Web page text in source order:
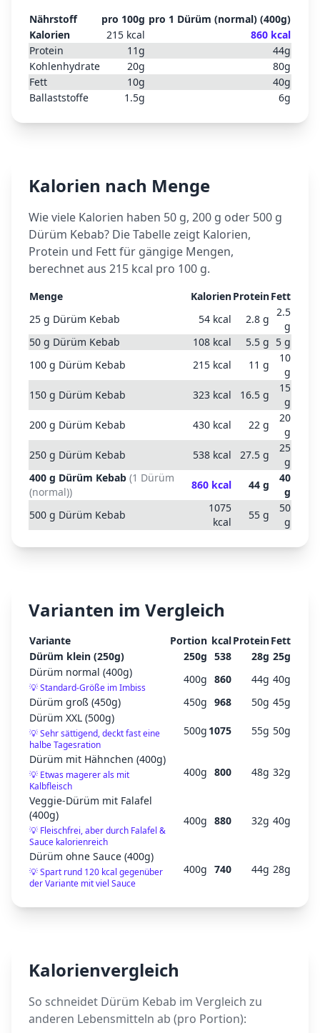
Nährstoff pro 100g pro 1 Dürüm (normal) (400g)
Kalorien
215 kcal 860 kcal
Protein
11g 44g
Kohlenhydrate
20g 80g
Fett
10g 40g
Ballaststoffe
1.5g 6g
Kalorien nach Menge
Wie viele Kalorien haben 50 g, 200 g oder 500 g
Dürüm Kebab? Die Tabelle zeigt Kalorien,
Protein und Fett für gängige Mengen,
berechnet aus 215 kcal pro 100 g.
Menge KalorienProteinFett
25 g Dürüm Kebab 54 kcal 2.8 g
2.5
g
50 g Dürüm Kebab 108 kcal 5.5 g 5 g
100 g Dürüm Kebab 215 kcal 11 g
10
g
150 g Dürüm Kebab 323 kcal 16.5 g
15
g
200 g Dürüm Kebab 430 kcal 22 g
20
g
250 g Dürüm Kebab 538 kcal 27.5 g
25
g
400 g Dürüm Kebab (1 Dürüm
(normal))
860 kcal 44 g
40
g
500 g Dürüm Kebab
1075
kcal
55 g
50
g
Varianten im Vergleich
Variante Portion kcalProteinFett
Dürüm klein (250g)
250g 538 28g 25g
Dürüm normal (400g)
💡Standard-Größe im Imbiss
400g 860 44g 40g
Dürüm groß (450g)
450g 968 50g 45g
Dürüm XXL (500g)
💡Sehr sättigend, deckt fast eine
halbe Tagesration
500g 1075 55g 50g
Dürüm mit Hähnchen (400g)
💡 Etwas magerer als mit
Kalbfleisch
400g 800 48g 32g
Veggie-Dürüm mit Falafel
(400g)
💡 Fleischfrei, aber durch Falafel &
Sauce kalorienreich
400g 880 32g 40g
Dürüm ohne Sauce (400g)
💡Spart rund 120 kcal gegenüber
der Variante mit viel Sauce
400g 740 44g 28g
Kalorienvergleich
So schneidet Dürüm Kebab im Vergleich zu
anderen Lebensmitteln ab (pro Portion):